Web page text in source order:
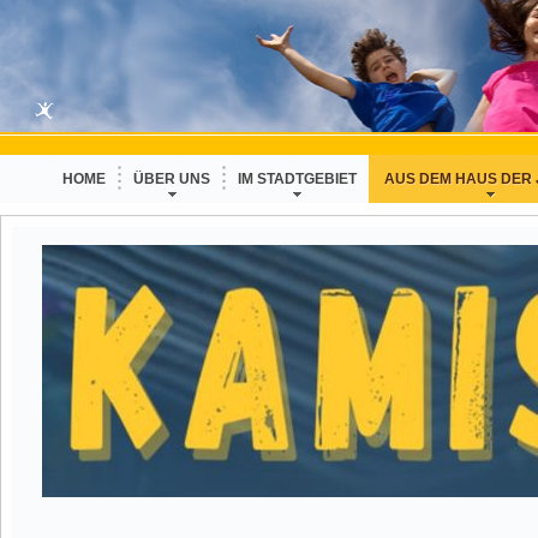
HOME ÜBER UNS IM STADTGEBIET AUS DEM HAUS DER